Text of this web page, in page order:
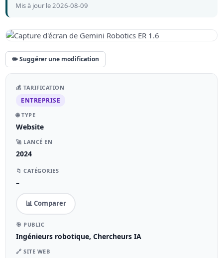
Mis à jour le 2026-08-09
✏️ Suggérer une modification
💰 TARIFICATION
ENTREPRISE
🌐 TYPE
Website
🚀 LANCÉ EN
2024
📁 CATÉGORIES
–
📊 Comparer
🎯 PUBLIC
Ingénieurs robotique, Chercheurs IA
🔗 SITE WEB